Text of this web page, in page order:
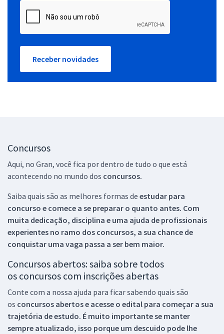
Receber novidades
Concursos
Aqui, no Gran, você fica por dentro de tudo o que está
acontecendo no mundo dos concursos.
Saiba quais são as melhores formas de estudar para
concurso e comece a se preparar o quanto antes. Com
muita dedicação, disciplina e uma ajuda de profissionais
experientes no ramo dos concursos, a sua chance de
conquistar uma vaga passa a ser bem maior.
Concursos abertos: saiba sobre todos
os concursos com inscrições abertas
Conte com a nossa ajuda para ficar sabendo quais são
os concursos abertos e acesse o edital para começar a sua
trajetória de estudo. É muito importante se manter
sempre atualizado, isso porque um descuido pode lhe